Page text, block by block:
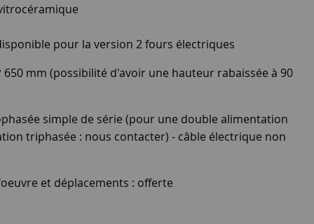
pour la version 2 fours électriques
650 mm (possibilité d'avoir une hauteur rabaissée à 90
simple de série (pour une double alimentation
triphasée : nous contacter) - câble électrique non
et déplacements : offerte